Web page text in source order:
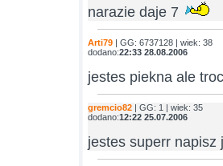
narazie daje 7
Arti79 | GG: 6737128 | wiek: 38
dodano:22:33 28.08.2006
jestes piekna ale
gremcio82 | GG: 1 | wiek: 35
dodano:12:22 25.07.2006
jestes superr napisz